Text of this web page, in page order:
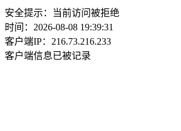
安全提示：当前访问被拒绝
时间：2026-08-08 19:39:31
客户端IP：216.73.216.233
客户端信息已被记录